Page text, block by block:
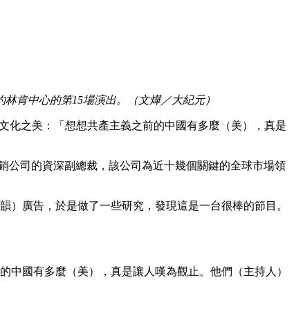
肯中心的第15場演出。（文燁／大紀元）
化之美：「想想共產主義之前的中國有多麼（美），真是
公司的資深副總裁，該公司為近十幾個關鍵的全球市場領
）廣告，於是做了一些研究，發現這是一台很棒的節目。
國有多麼（美），真是讓人嘆為觀止。他們（主持人）